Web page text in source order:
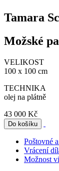
Tamara
Možské
VELIKOST
100 x 100 cm
TECHNIKA
olej na plátně
43 000 Kč
Poštovné
Vrácení
Možnost